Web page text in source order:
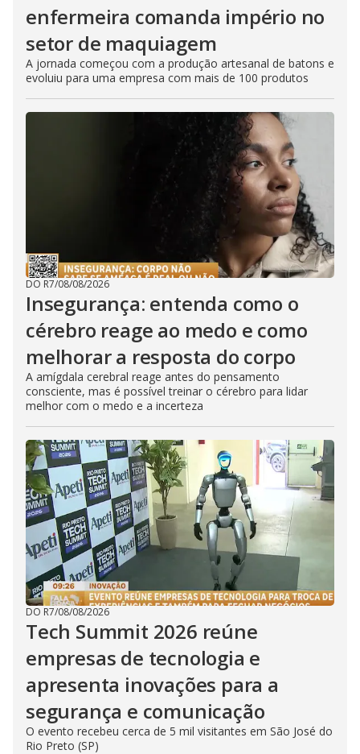
enfermeira comanda império no
setor de maquiagem
A jornada começou com a produção artesanal de batons e
evoluiu para uma empresa com mais de 100 produtos
DO R7/08/08/2026
Insegurança: entenda como o
cérebro reage ao medo e como
melhorar a resposta do corpo
A amígdala cerebral reage antes do pensamento
consciente, mas é possível treinar o cérebro para lidar
melhor com o medo e a incerteza
DO R7/08/08/2026
Tech Summit 2026 reúne
empresas de tecnologia e
apresenta inovações para a
segurança e comunicação
O evento recebeu cerca de 5 mil visitantes em São José do
Rio Preto (SP)